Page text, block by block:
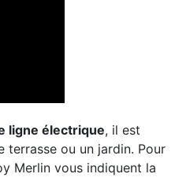
ligne électrique, il est
terrasse ou un jardin. Pour
Merlin vous indiquent la